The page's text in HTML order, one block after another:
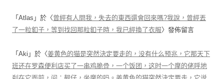
「 Atlas 」於〈曾經有人問我，失去的東西還會回來嗎?我說，曾經丟
了一粒釦子，等到找回那粒釦子時，我已經換了衣服〉發佈留言
「 Aki 」於〈姜黄色的猫是突然決定要走的，没有什么预兆，它那天下
班还在罗森便利店买了一串鸡脆骨，一个饭团，这时一个摩的佬呼地